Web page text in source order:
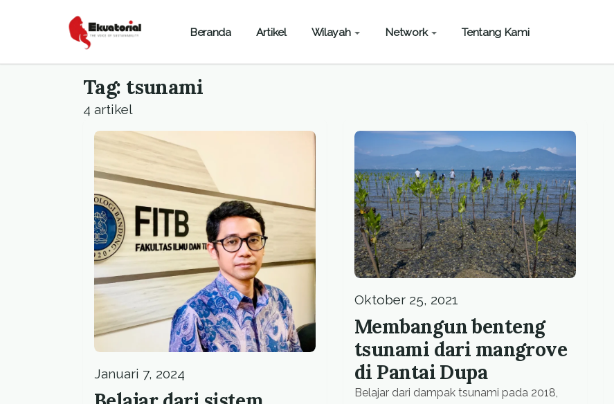
Beranda Artikel Wilayah Network Tentang Kami
Tag: tsunami
4 artikel
Januari 7, 2024
Oktober 25, 2021
Membangun benteng
tsunami dari mangrove
di Pantai Dupa
Belajar dari dampak tsunami pada 2018,